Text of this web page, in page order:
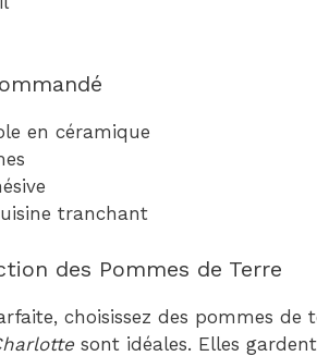
en céramique
tranchant
des Pommes de Terre
choisissez des pommes de
sont idéales. Elles